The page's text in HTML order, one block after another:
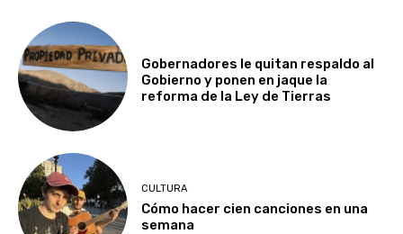
Gobernadores le quitan respaldo al
Gobierno y ponen en jaque la
reforma de la Ley de Tierras
CULTURA
Cómo hacer cien canciones en una
semana